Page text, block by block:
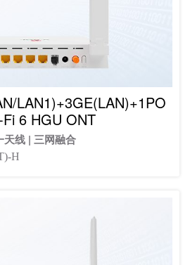
LAN1)+3GE(LAN)+1PO
6 HGU ONT
天线 | 三网融合
H